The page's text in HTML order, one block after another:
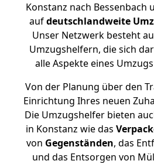
Konstanz nach Bessenbach
aufdeutschlandweite
Unser Netzwerk besteht
Umzugshelfern, die sich
alle Aspekte eines
Von der Planung über den
Einrichtung Ihres neuen
Die Umzugshelfer bieten
in Konstanz wie das
von Gegenständen, das
und das Entsorgen von